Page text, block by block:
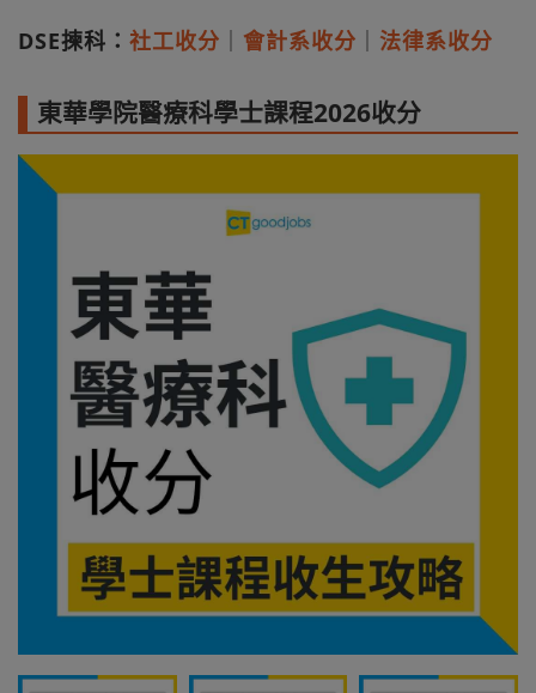
DSE揀科： 社工收分 會計系收分 法律系收分
東華學院醫療科學士課程2026收分